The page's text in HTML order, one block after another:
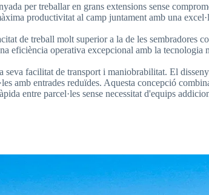
per treballar en grans extensions sense
productivitat al camp juntament amb una
de treball molt superior a la de les sembradores
eficiència operativa excepcional amb la tecnologia
facilitat de transport i maniobrabilitat. El
amb entrades reduïdes. Aquesta concepció
entre parcel·les sense necessitat d'equips